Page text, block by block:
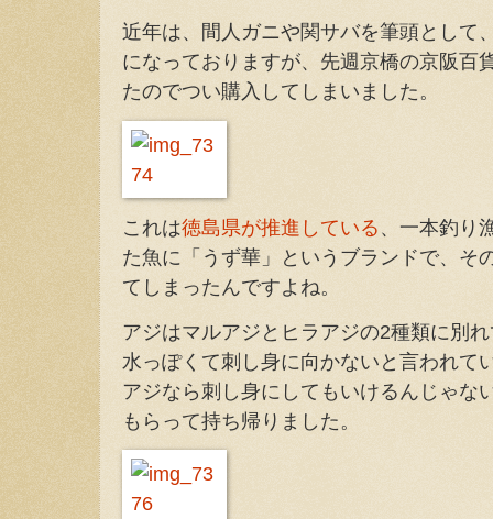
近年は、間人ガニや関サバを筆頭として
になっておりますが、先週京橋の京阪百
たのでつい購入してしまいました。
これは徳島県が推進している、一本釣り
た魚に「うず華」というブランドで、そ
てしまったんですよね。
アジはマルアジとヒラアジの2種類に別
水っぽくて刺し身に向かないと言われて
アジなら刺し身にしてもいけるんじゃな
もらって持ち帰りました。